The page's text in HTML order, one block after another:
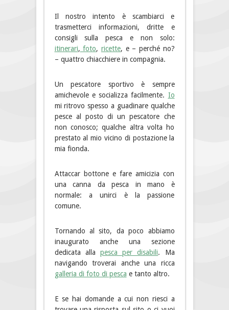
Il nostro intento è scambiarci e
trasmetterci informazioni, dritte e
consigli sulla pesca e non solo:
itinerari, foto, ricette, e – perché no?
– quattro chiacchiere in compagnia.
Un pescatore sportivo è sempre
amichevole e socializza facilmente. Io
mi ritrovo spesso a guadinare qualche
pesce al posto di un pescatore che
non conosco; qualche altra volta ho
prestato al mio vicino di postazione la
mia fionda.
Attaccar bottone e fare amicizia con
una canna da pesca in mano è
normale: a unirci è la passione
comune.
Tornando al sito, da poco abbiamo
inaugurato anche una sezione
dedicata alla pesca per disabili. Ma
navigando troverai anche una ricca
galleria di foto di pesca e tanto altro.
E se hai domande a cui non riesci a